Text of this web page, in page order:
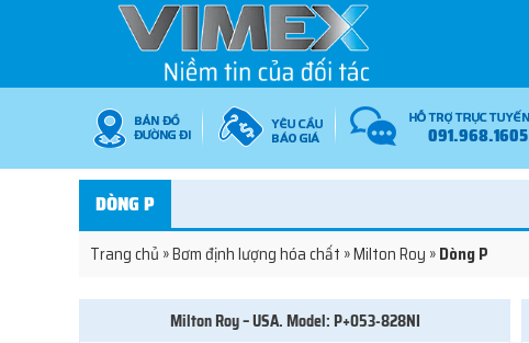
091.968.1605
DÒNG P
Trang chủ »Bơm định lượng hóa chất »Milton Roy »Dòng P
Milton Roy – USA. Model: P+053-828NI